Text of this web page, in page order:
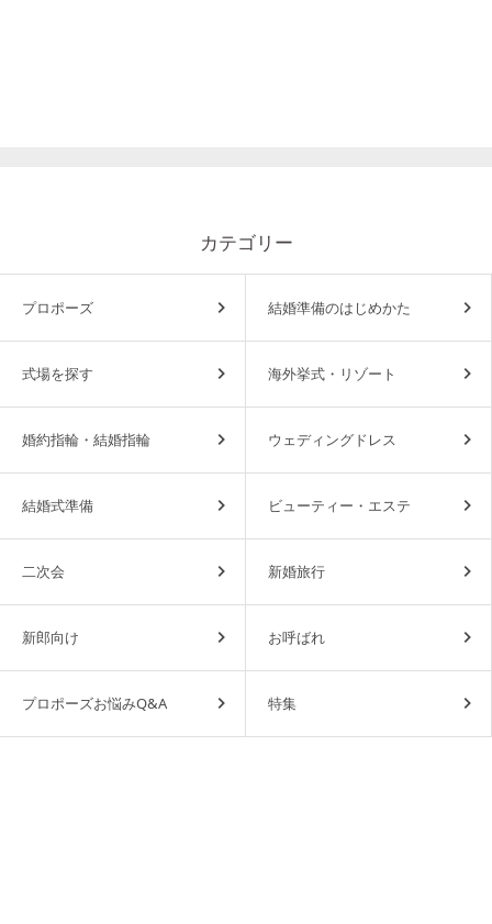
カテゴリー
プロポーズ 結婚準備のはじめかた
式場を探す 海外挙式・リゾート
婚約指輪・結婚指輪 ウェディングドレス
結婚式準備 ビューティー・エステ
二次会 新婚旅行
新郎向け お呼ばれ
プロポーズお悩みQ&A 特集